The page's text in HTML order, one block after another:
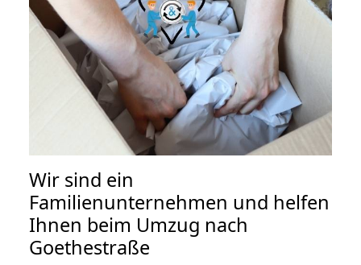
Wir sind ein
Familienunternehmen und helfen
Ihnen beim Umzug nach
Goethestraße